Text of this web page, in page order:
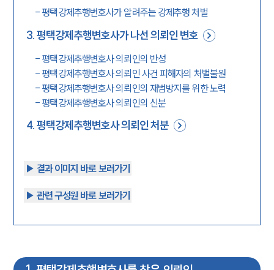
- 평택강제추행변호사가 알려주는 강제추행 처벌
3.평택강제추행변호사가 나선 의뢰인 변호
- 평택강제추행변호사 의뢰인의 반성
- 평택강제추행변호사 의뢰인 사건 피해자의 처벌불원
- 평택강제추행변호사 의뢰인의 재범방지를 위한 노력
- 평택강제추행변호사 의뢰인의 신분
4.평택강제추행변호사 의뢰인 처분
▶︎ 결과 이미지 바로 보러가기
▶︎ 관련 구성원 바로 보러가기